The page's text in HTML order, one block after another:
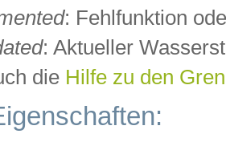
: Fehlfunktion
: Aktueller
die Hilfe zu den